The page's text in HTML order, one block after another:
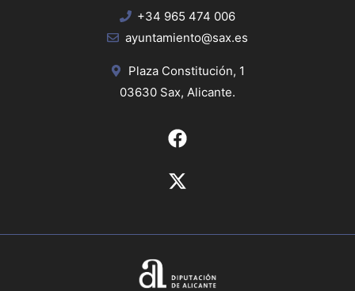
+34 965 474 006
ayuntamiento@sax.es
Plaza Constitución, 1
03630 Sax, Alicante.